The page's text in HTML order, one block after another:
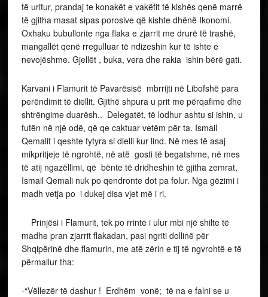
të uritur, prandaj te konakët e vakëfit të kishës qenë marrë
të gjitha masat sipas porosive që kishte dhënë Ikonomi.
Oxhaku bubullonte nga flaka e zjarrit me drurë të trashë,
mangallët qenë rregulluar të ndizeshin kur të ishte e
nevojëshme. Gjellët , buka, vera dhe rakia ishin bërë gati.
Karvani i Flamurit të Pavarësisë mbrrijti në Libofshë para
perëndimit të diellit. Gjithë shpura u prit me përqafime dhe
shtrëngime duarësh.. Delegatët, të lodhur ashtu si ishin, u
futën në një odë, që qe caktuar vetëm për ta. Ismail
Qemalit i qeshte fytyra si dielli kur lind. Në mes të asaj
mikpritjeje të ngrohtë, në atë gosti të begatshme, në mes
të atij ngazëllimi, që bënte të dridheshin të gjitha zemrat,
Ismail Qemali nuk po qendronte dot pa folur. Nga gëzimi i
madh vetja po i dukej disa vjet më i ri.
Prinjësi i Flamurit, tek po rrinte i ulur mbi një shilte të
madhe pran zjarrit flakadan, pasi ngriti dollinë për
Shqipërinë dhe flamurin, me atë zërin e tij të ngvrohtë e të
përmallur tha:
-“Vëllezër të dashur ! Erdhëm vonë; të na e falni se u